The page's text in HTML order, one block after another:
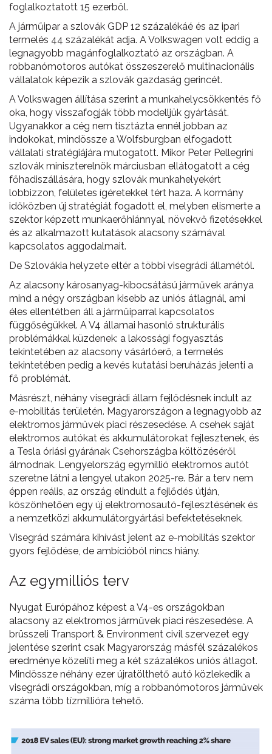
foglalkoztatott 15 ezerből.
A járműipar a szlovák GDP 12 százalékáé és az ipari
termelés 44 százalékát adja. A Volkswagen volt eddig a
legnagyobb magánfoglalkoztató az országban. A
robbanómotoros autókat összeszerelő multinacionális
vállalatok képezik a szlovák gazdaság gerincét.
A Volkswagen állítása szerint a munkahelycsökkentés fő
oka, hogy visszafogják több modelljük gyártását.
Ugyanakkor a cég nem tisztázta ennél jobban az
indokokat, mindössze a Wolfsburgban elfogadott
vállalati stratégiájára mutogatott. Mikor Peter Pellegrini
szlovák miniszterelnök márciusban ellátogatott a cég
főhadiszállására, hogy szlovák munkahelyekért
lobbizzon, felületes ígéretekkel tért haza. A kormány
időközben új stratégiát fogadott el, melyben elismerte a
szektor képzett munkaerőhiánnyal, növekvő fizetésekkel
és az alkalmazott kutatások alacsony számával
kapcsolatos aggodalmait.
De Szlovákia helyzete eltér a többi visegrádi államétól.
Az alacsony károsanyag-kibocsátású járművek aránya
mind a négy országban kisebb az uniós átlagnál, ami
éles ellentétben áll a járműiparral kapcsolatos
függőségükkel. A V4 államai hasonló strukturális
problémákkal küzdenek: a lakossági fogyasztás
tekintetében az alacsony vásárlóerő, a termelés
tekintetében pedig a kevés kutatási beruházás jelenti a
fő problémát.
Másrészt, néhány visegrádi állam fejlődésnek indult az
e-mobilitás területén. Magyarországon a legnagyobb az
elektromos járművek piaci részesedése. A csehek saját
elektromos autókat és akkumulátorokat fejlesztenek, és
a Tesla óriási gyárának Csehországba költözéséről
álmodnak. Lengyelország egymillió elektromos autót
szeretne látni a lengyel utakon 2025-re. Bár a terv nem
éppen reális, az ország elindult a fejlődés útján,
köszönhetően egy új elektromosautó-fejlesztésének és
a nemzetközi akkumulátorgyártási befektetéseknek.
Visegrád számára kihívást jelent az e-mobilitás szektor
gyors fejlődése, de ambícióból nincs hiány.
Az egymilliós terv
Nyugat Európához képest a V4-es országokban
alacsony az elektromos járművek piaci részesedése. A
brüsszeli Transport & Environment civil szervezet egy
jelentése szerint csak Magyarország másfél százalékos
eredménye közelíti meg a két százalékos uniós átlagot.
Mindössze néhány ezer újratölthető autó közlekedik a
visegrádi országokban, míg a robbanómotoros járművek
száma több tízmillióra tehető.